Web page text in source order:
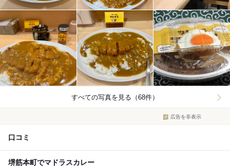
すべての写真を見る（68件）
広告を非表示
口コミ
堺筋本町でマドラスカレー